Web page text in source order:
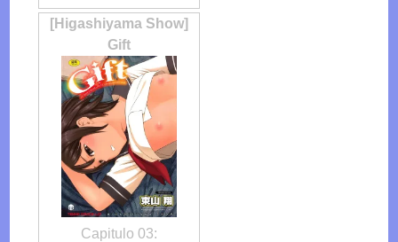
[Higashiyama Show]
Gift
Capitulo 03: